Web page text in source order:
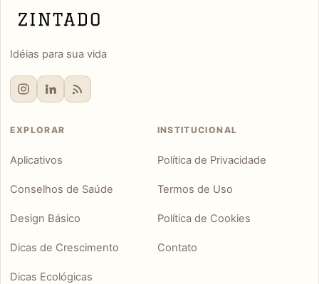
Idéias para sua vida
EXPLORAR
Aplicativos
Conselhos de Saúde
Design Básico
Dicas de Crescimento
Dicas Ecológicas
INSTITUCIONAL
Política de Privacidade
Termos de Uso
Política de Cookies
Contato